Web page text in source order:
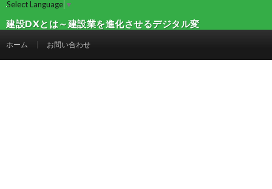
Select Language ▼
建設DXとは～建設業を進化させるデジタル変
ホーム お問い合わせ